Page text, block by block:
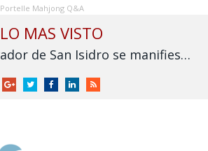
Portelle Mahjong Q&A
LO MAS VISTO
Vecinos de Mirador de San Isidro se manifiestan ante proyecto de vivienda para policías estatales
GoogleTwitterFacebookLinkedInRSS